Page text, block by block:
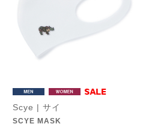
Scye | サイ
SCYE MASK